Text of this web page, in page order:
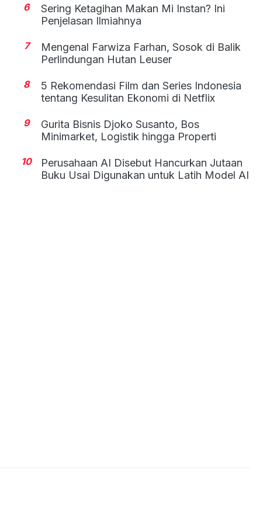
6
Sering Ketagihan Makan Mi Instan? Ini
Penjelasan Ilmiahnya
7
Mengenal Farwiza Farhan, Sosok di Balik
Perlindungan Hutan Leuser
8
5 Rekomendasi Film dan Series Indonesia
tentang Kesulitan Ekonomi di Netflix
9
Gurita Bisnis Djoko Susanto, Bos
Minimarket, Logistik hingga Properti
10
Perusahaan AI Disebut Hancurkan Jutaan
Buku Usai Digunakan untuk Latih Model AI